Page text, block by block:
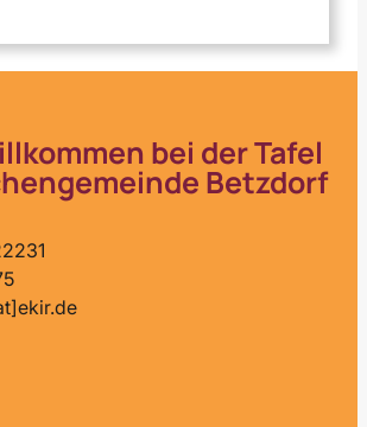
bei der Tafel
Betzdorf